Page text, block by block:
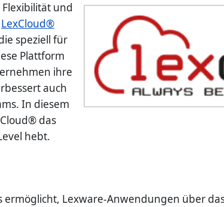
und
LexCloud®
speziell für
Plattform
ihre
auch
In diesem
das
hebt.
ermöglicht, Lexware-Anwendungen über